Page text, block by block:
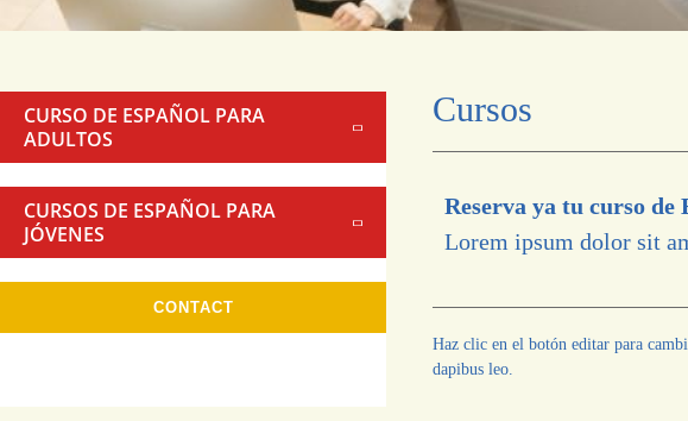
CURSO DE ESPAÑOL PARA
ADULTOS
CURSOS DE ESPAÑOL PARA
JÓVENES
CONTACT
Cursos
Reserva ya tu curso
Lorem ipsum dolor sit
Haz clic en el botón editar para
dapibus leo.